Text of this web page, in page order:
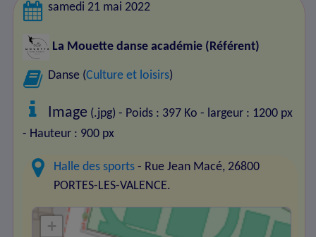
samedi 21 mai 2022
La Mouette danse académie (Référent)
Danse (Culture et loisirs)
Image (.jpg) - Poids : 397 Ko - largeur : 1200 px
- Hauteur : 900 px
Halle des sports - Rue Jean Macé, 26800
PORTES-LES-VALENCE.
+